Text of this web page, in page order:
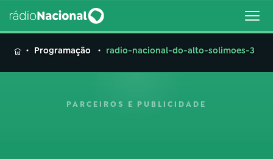
MENUProgramação radio-nacional-do-alto-solimoes-3
PARCEIROS E PUBLICIDADE